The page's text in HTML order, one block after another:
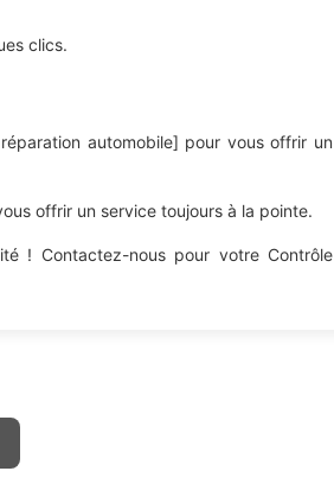
clics.
automobile] pour vous offrir un
offrir un service toujours à la pointe.
! Contactez-nous pour votre Contrôle